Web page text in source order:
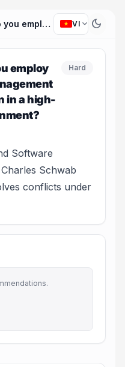
What strategies do you employ for effective team management and conflict resolution in a high-pressure work environment? VI expand_more dark_mode
employ
in a high-
Hard
Software
Schwab
conflicts under